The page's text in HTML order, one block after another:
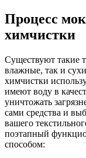
Процесс
химчистки
Существуют такие
влажные, так и
химчистки
имеют воду в
уничтожать
сами средства и
вашего
поэтапный
способом: